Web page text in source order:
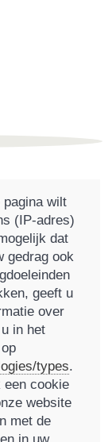
wilt
(IP-adres)
dat
gedrag ook
geeft u
over
in het
types.
cookie
website
met de